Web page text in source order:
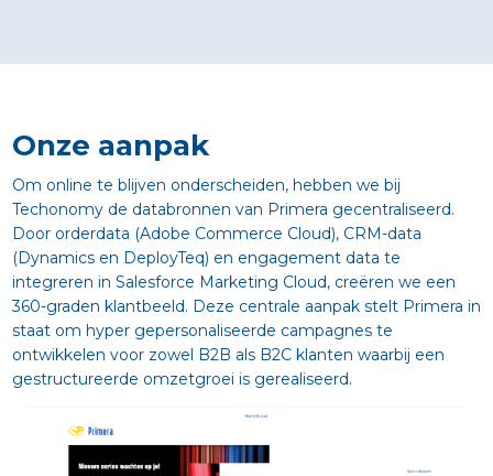
Onze aanpak
Om online te blijven onderscheiden, hebben we bij
Techonomy de databronnen van Primera gecentraliseerd.
Door orderdata (Adobe Commerce Cloud), CRM-data
(Dynamics en DeployTeq) en engagement data te
integreren in Salesforce Marketing Cloud, creëren we een
360-graden klantbeeld. Deze centrale aanpak stelt Primera in
staat om hyper gepersonaliseerde campagnes te
ontwikkelen voor zowel B2B als B2C klanten waarbij een
gestructureerde omzetgroei is gerealiseerd.